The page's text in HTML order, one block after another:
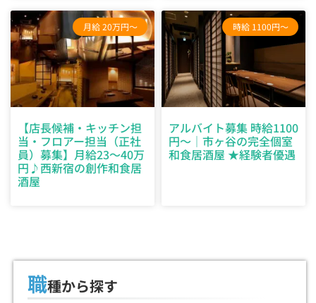
月給 20万円～
【店長候補・キッチン担
当・フロアー担当（正社
員）募集】月給23〜40万
円♪西新宿の創作和食居
酒屋
時給 1100円～
アルバイト募集 時給1100
円〜｜市ヶ谷の完全個室
和食居酒屋 ★経験者優遇
職種から探す